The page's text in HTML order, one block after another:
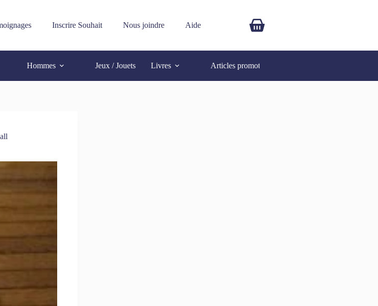
Inscrire Souhait Nous joindre Aide
Hommes Jeux / Jouets Livres Articles promotionnels